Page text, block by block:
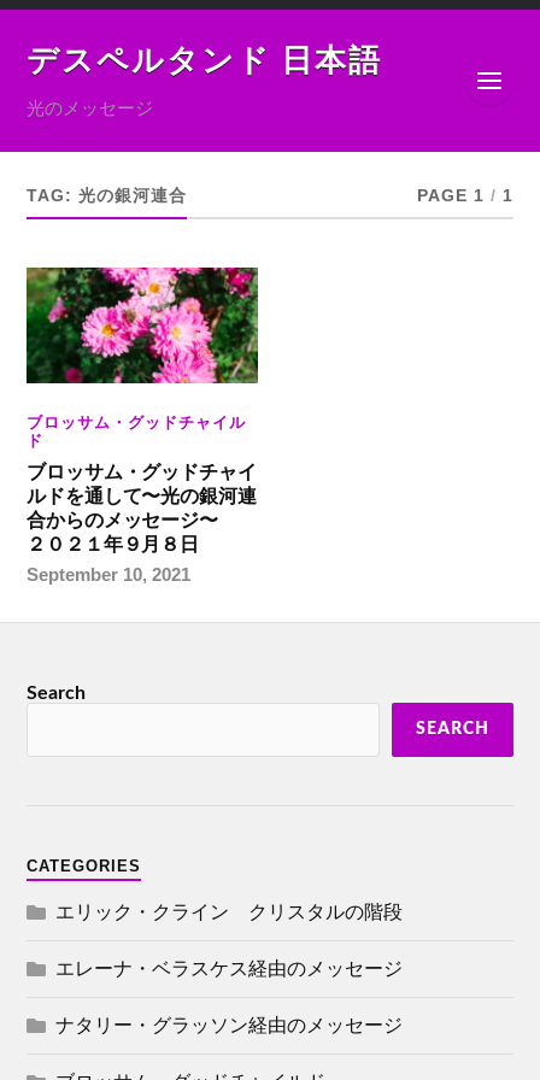
デスペルタンド 日本語
光のメッセージ
TAG:光の銀河連合 PAGE 1 / 1
ブロッサム・グッドチャイル
ド
ブロッサム・グッドチャイ
ルドを通して〜光の銀河連
合からのメッセージ〜
２０２１年９月８日
September 10, 2021
Search
SEARCH
CATEGORIES
エリック・クライン クリスタルの階段
エレーナ・ベラスケス経由のメッセージ
ナタリー・グラッソン経由のメッセージ